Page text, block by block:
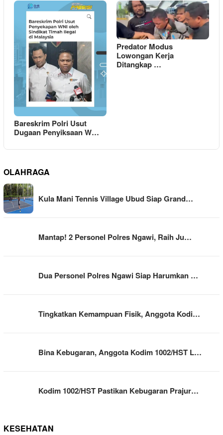
Bareskrim Polri Usut
Dugaan Penyiksaan W…
Predator Modus
Lowongan Kerja
Ditangkap …
OLAHRAGA
Kula Mani Tennis Village Ubud Siap Grand…
Mantap! 2 Personel Polres Ngawi, Raih Ju…
Dua Personel Polres Ngawi Siap Harumkan …
Tingkatkan Kemampuan Fisik, Anggota Kodi…
Bina Kebugaran, Anggota Kodim 1002/HST L…
Kodim 1002/HST Pastikan Kebugaran Prajur…
KESEHATAN